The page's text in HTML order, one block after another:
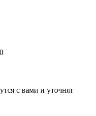
с вами и уточнят